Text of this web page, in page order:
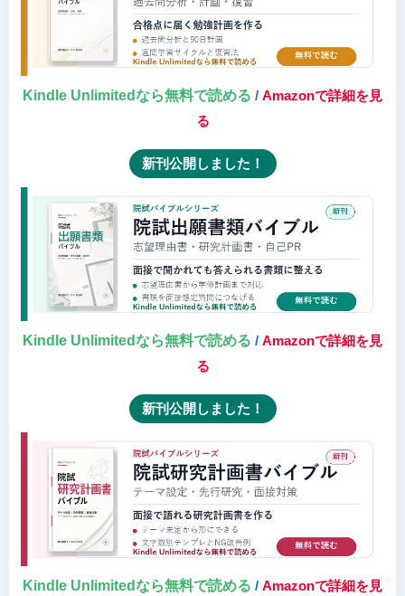
Kindle Unlimitedなら無料で読める / Amazonで詳細を見
る
新刊公開しました！
Kindle Unlimitedなら無料で読める / Amazonで詳細を見
る
新刊公開しました！
Kindle Unlimitedなら無料で読める / Amazonで詳細を見